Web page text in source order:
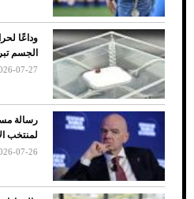
وداعًا
الجسم
07-27
رسالة
لمنتخب
07-26